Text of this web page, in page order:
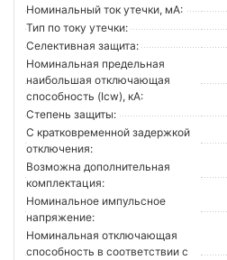
Номинальный ток утечки, мА:
Тип по току утечки:
Селективная защита:
Номинальная предельная
наибольшая отключающая
способность (Icw), кА:
Степень защиты:
С кратковременной задержкой
отключения:
Возможна дополнительная
комплектация:
Номинальное импульсное
напряжение:
Номинальная отключающая
способность в соответствии с